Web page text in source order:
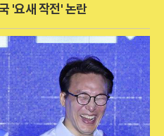
'요새 작전' 논란